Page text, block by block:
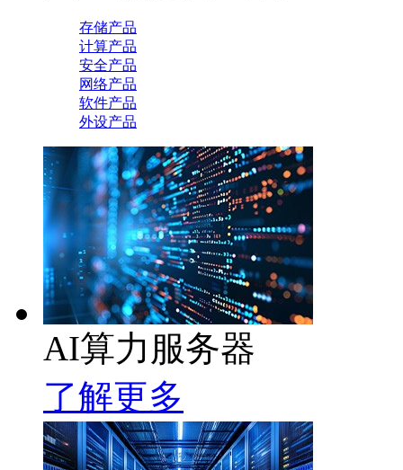
存储产品
计算产品
安全产品
网络产品
软件产品
外设产品
AI算力服务器
了解更多